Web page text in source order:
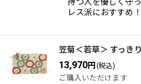
持つ人を優しく守
レス派におすすめ
笠菊＜若草＞ すっき
13,970円 (税込)
ご購入いただけます